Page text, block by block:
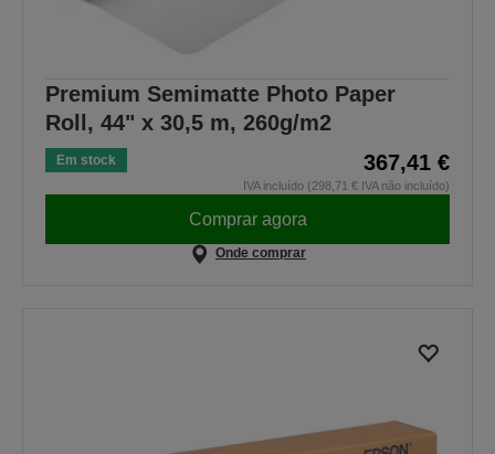
Premium Semimatte Photo Paper
Roll, 44" x 30,5 m, 260g/m2
Em stock 367,41 €
IVA incluído (298,71 € IVA não incluído)
Comprar agora
Onde comprar